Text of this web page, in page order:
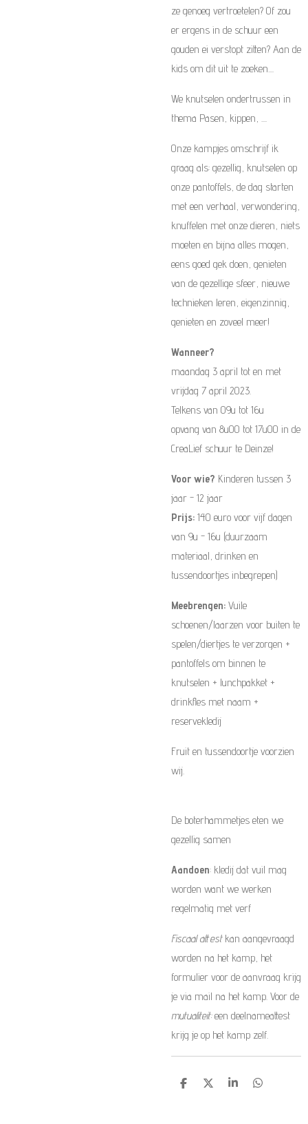
ze genoeg vertroetelen? Of zou
er ergens in de schuur een
gouden ei verstopt zitten? Aan de
kids om dit uit te zoeken....
We knutselen ondertrussen in
thema Pasen, kippen, ....
Onze kampjes omschrijf ik
graag als: gezellig, knutselen op
onze pantoffels, de dag starten
met een verhaal, verwondering,
knuffelen met onze dieren, niets
moeten en bijna alles mogen,
eens goed gek doen, genieten
van de gezellige sfeer, nieuwe
technieken leren, eigenzinnig,
genieten en zoveel meer!
Wanneer?
maandag 3 april tot en met
vrijdag 7 april 2023.
Telkens van 09u tot 16u
opvang van 8u00 tot 17u00 in de
CreaLief schuur te Deinze!
Voor wie? Kinderen tussen 3
jaar - 12 jaar
Prijs: 140 euro voor vijf dagen
van 9u - 16u (duurzaam
materiaal, drinken en
tussendoortjes inbegrepen)
Meebrengen: Vuile
schoenen/laarzen voor buiten te
spelen/diertjes te verzorgen +
pantoffels om binnen te
knutselen + lunchpakket +
drinkfles met naam +
reservekledij
Fruit en tussendoortje voorzien
wij.
De boterhammetjes eten we
gezellig samen
Aandoen: kledij dat vuil mag
worden want we werken
regelmatig met verf
Fiscaal attestkan aangevraagd
worden na het kamp, het
formulier voor de aanvraag krijg
je via mail na het kamp. Voor de
mutualiteit:een deelnameattest
krijg je op het kamp zelf.
D
D
S
D